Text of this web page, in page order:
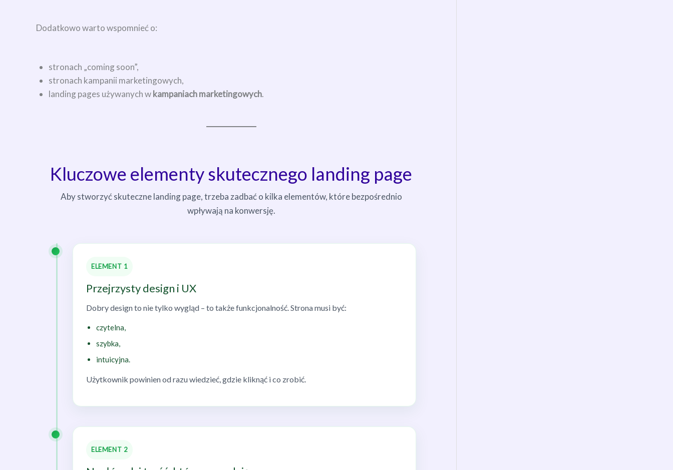
Dodatkowo warto wspomnieć o:
stronach „coming soon”,
stronach kampanii marketingowych,
landing pages używanych wkampaniach marketingowych.
Kluczowe elementy skutecznego landing page
Aby stworzyć skuteczne landing page, trzeba zadbać o kilka elementów, które bezpośrednio
wpływają na konwersję.
ELEMENT 1
Przejrzysty design i UX
Dobry design to nie tylko wygląd – to także funkcjonalność. Strona musi być:
czytelna,
szybka,
intuicyjna.
Użytkownik powinien od razu wiedzieć, gdzie kliknąć i co zrobić.
ELEMENT 2